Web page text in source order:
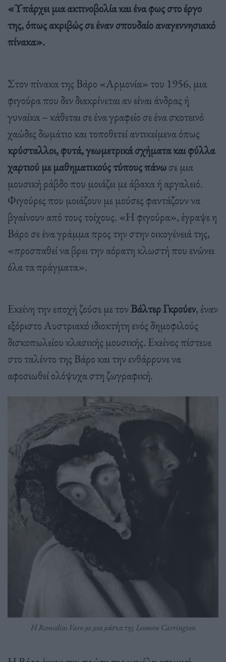
«Υπάρχει μια ακτινοβολία και ένα φως στο έργο
της, όπως ακριβώς σε έναν σπουδαίο αναγεννησιακό
πίνακα».
Στον πίνακα της Βάρο «Αρμονία» του 1956, μια
φιγούρα που δεν διακρίνεται αν είναι άνδρας ή
γυναίκα – κάθεται σε ένα γραφείο σε ένα σκοτεινό
χαώδες δωμάτιο και τοποθετεί αντικείμενα όπως
κρύσταλλοι, φυτά, γεωμετρικά σχήματα και φύλλα
χαρτιού με μαθηματικούς τύπους πάνωσε μια
μουσική ράβδο που μοιάζει με άβακα ή αργαλειό.
Φιγούρες που μοιάζουν με μούσες φαντάζουν να
βγαίνουν από τους τοίχους. «Η φιγούρα», έγραψε η
Βάρο σε ένα γράμμα προς την στην οικογένειά της,
«προσπαθεί να βρει την αόρατη κλωστή που ενώνει
όλα τα πράγματα».
Εκείνη την εποχή ζούσε με τονΒάλτερ Γκρούεν, έναν
εξόριστο Αυστριακό ιδιοκτήτη ενός δημοφιλούς
δισκοπωλείου κλασικής μουσικής. Εκείνος πίστευε
στο ταλέντο της Βάρο και την ενθάρρυνε να
αφοσιωθεί ολόψυχα στη ζωγραφική.
H Remedios Varo με μια μάσκα της Leonora Carrington